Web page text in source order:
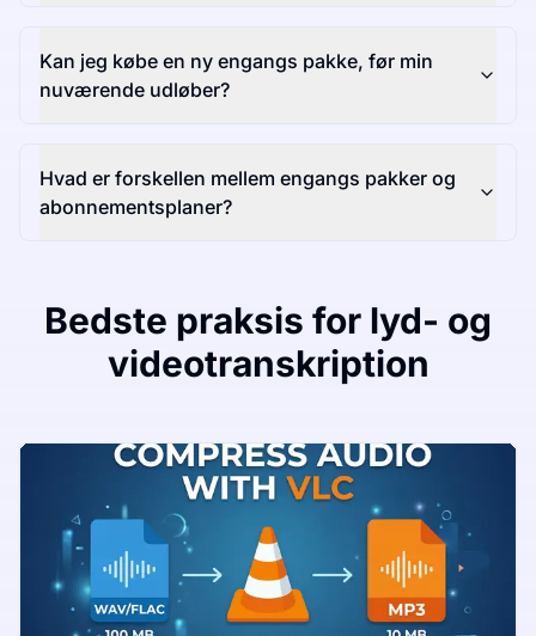
Kan jeg købe en ny engangs pakke, før min
nuværende udløber?
Hvad er forskellen mellem engangs pakker og
abonnementsplaner?
Bedste praksis for lyd- og
videotranskription